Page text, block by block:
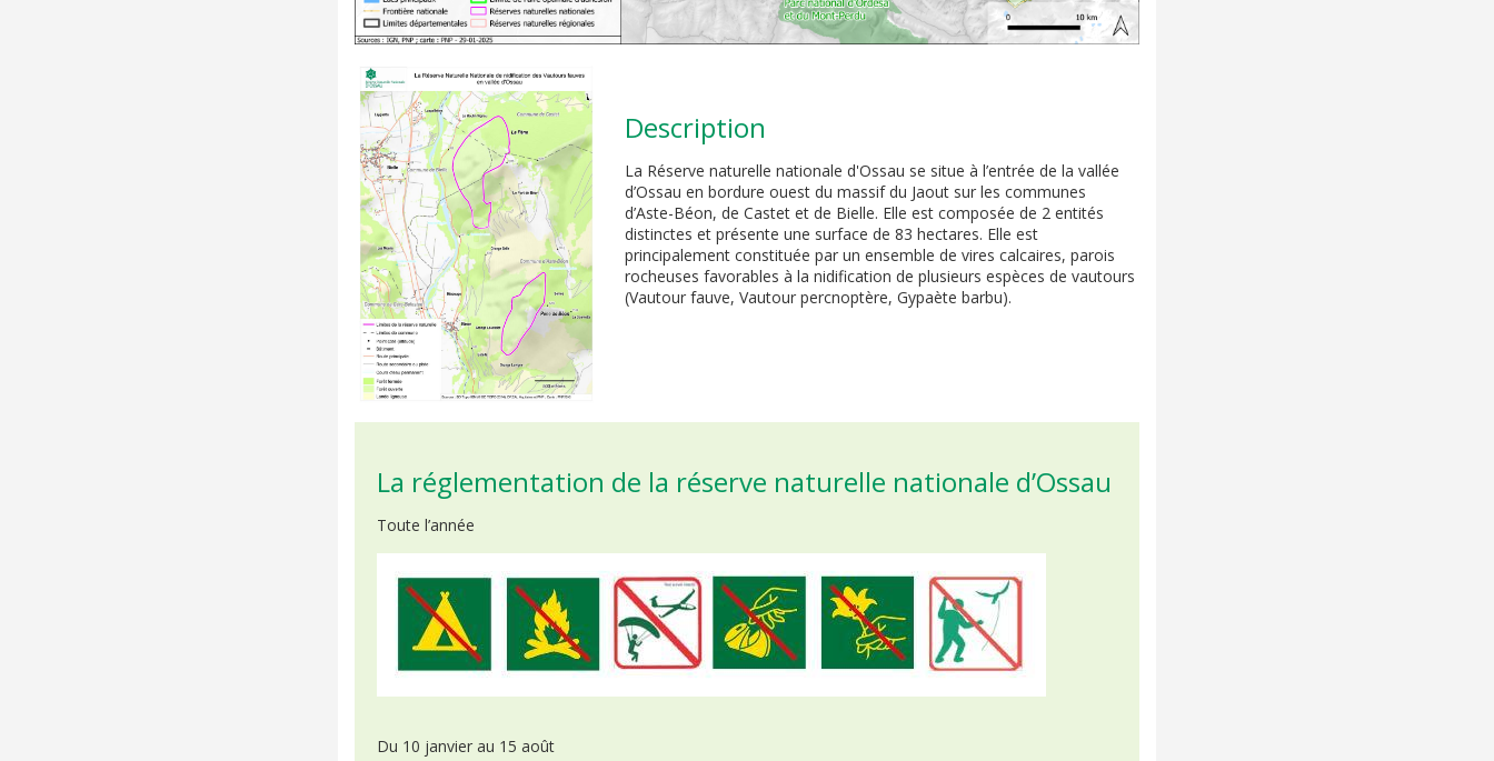
Description
La Réserve naturelle nationale d'Ossau se situe à l’entrée de la vallée
d’Ossau en bordure ouest du massif du Jaout sur les communes
d’Aste-Béon, de Castet et de Bielle. Elle est composée de 2 entités
distinctes et présente une surface de 83 hectares. Elle est
principalement constituée par un ensemble de vires calcaires, parois
rocheuses favorables à la nidification de plusieurs espèces de vautours
(Vautour fauve, Vautour percnoptère, Gypaète barbu).
La réglementation de la réserve naturelle nationale d’Ossau
Toute l’année
Du 10 janvier au 15 août